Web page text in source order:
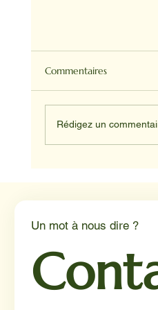
Commentaires
Rédigez un
Un mot à nous dire ?